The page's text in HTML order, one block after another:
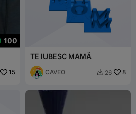
100
15
TE IUBESC MAMĂ
CAVEO  26 8